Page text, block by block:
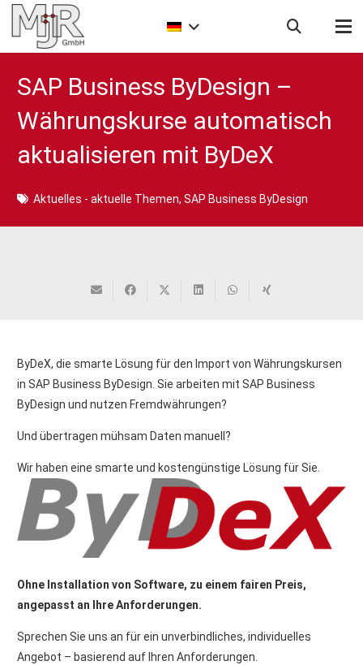
SAP Business ByDesign –
Währungskurse automatisch
aktualisieren mit ByDeX
Aktuelles - aktuelle Themen, SAP Business ByDesign
ByDeX, die smarte Lösung für den Import von Währungskursen
in SAP Business ByDesign. Sie arbeiten mit SAP Business
ByDesign und nutzen Fremdwährungen?
Und übertragen mühsam Daten manuell?
Wir haben eine smarte und kostengünstige Lösung für Sie.
Ohne Installation von Software, zu einem fairen Preis,
angepasst an Ihre Anforderungen.
Sprechen Sie uns an für ein unverbindliches, individuelles
Angebot – basierend auf Ihren Anforderungen.